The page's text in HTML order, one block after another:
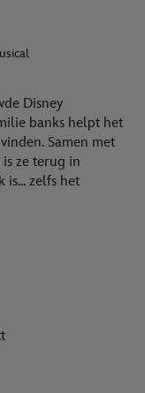
Disney
banks helpt het
Samen met
ze terug in
is... zelfs het